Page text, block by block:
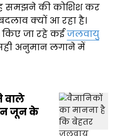
समझने की कोशिश कर
क्यों आ रहा है।
किए जा रहे कईजलवायु
अनुमान लगाने में
वाले
जून के